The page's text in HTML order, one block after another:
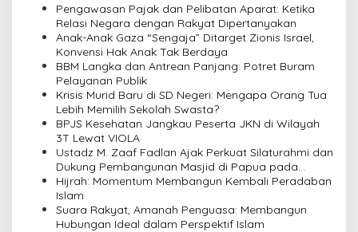
Pengawasan Pajak dan Pelibatan Aparat: Ketika
Relasi Negara dengan Rakyat Dipertanyakan
Anak-Anak Gaza “Sengaja” Ditarget Zionis Israel,
Konvensi Hak Anak Tak Berdaya
BBM Langka dan Antrean Panjang: Potret Buram
Pelayanan Publik
Krisis Murid Baru di SD Negeri: Mengapa Orang Tua
Lebih Memilih Sekolah Swasta?
BPJS Kesehatan Jangkau Peserta JKN di Wilayah
3T Lewat VIOLA
Ustadz M. Zaaf Fadlan Ajak Perkuat Silaturahmi dan
Dukung Pembangunan Masjid di Papua pada
Pengajian Yayasan Alimbas Insan Cita
Hijrah: Momentum Membangun Kembali Peradaban
Islam
Suara Rakyat, Amanah Penguasa: Membangun
Hubungan Ideal dalam Perspektif Islam